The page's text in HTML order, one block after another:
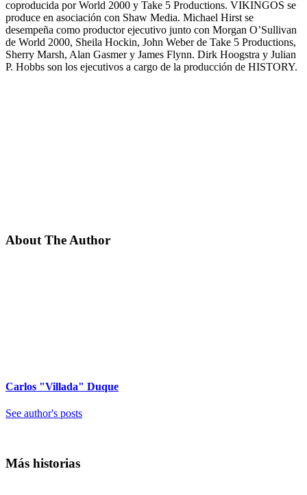
coproducida por World 2000 y Take 5 Productions. VIKINGOS se
produce en asociación con Shaw Media. Michael Hirst se
desempeña como productor ejecutivo junto con Morgan O’Sullivan
de World 2000, Sheila Hockin, John Weber de Take 5 Productions,
Sherry Marsh, Alan Gasmer y James Flynn. Dirk Hoogstra y Julian
P. Hobbs son los ejecutivos a cargo de la producción de HISTORY.
About The Author
Carlos "Villada" Duque
See author's posts
Más historias